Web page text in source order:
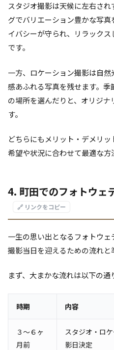
スタジオ撮影は天候に左右さ
グでバリエーション豊かな写
イバシーが守られ、リラック
です。
一方、ロケーション撮影は自
感あふれる写真を残せます。
の場所を選んだりと、オリジ
す。
どちらにもメリット・デメリ
希望や状況に合わせて最適な方
4. 町田でのフォトウェ
🔗 リンクをコピー
一生の思い出となるフォトウ
撮影当日を迎えるための流れと
まず、大まかな流れは以下の通
時期 内容
３～６ヶ
月前
スタジオ・ロ
影日決定